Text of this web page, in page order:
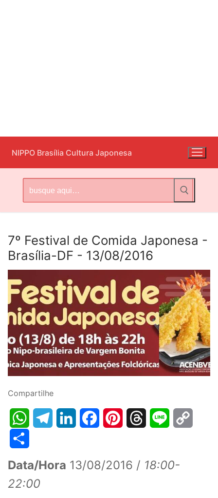
para
o
conteúdo
NIPPO Brasília Cultura Japonesa
por:
7º Festival de Comida Japonesa -
Brasília-DF - 13/08/2016
Compartilhe
WhatsApp
Data/Hora 13/08/2016 / 18:00-
22:00